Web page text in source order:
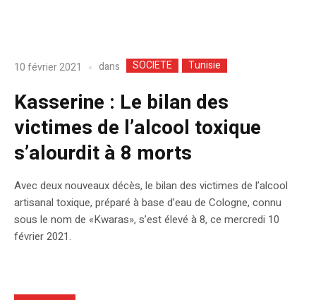
10 février 2021 dans SOCIETE Tunisie
Kasserine : Le bilan des
victimes de l’alcool toxique
s’alourdit à 8 morts
Avec deux nouveaux décès, le bilan des victimes de l’alcool
artisanal toxique, préparé à base d’eau de Cologne, connu
sous le nom de «Kwaras», s’est élevé à 8, ce mercredi 10
février 2021.